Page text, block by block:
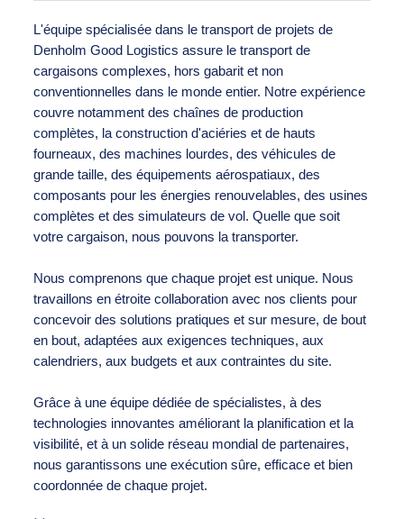
L'équipe spécialisée dans le transport de projets de
Denholm Good Logistics assure le transport de
cargaisons complexes, hors gabarit et non
conventionnelles dans le monde entier. Notre expérience
couvre notamment des chaînes de production
complètes, la construction d'aciéries et de hauts
fourneaux, des machines lourdes, des véhicules de
grande taille, des équipements aérospatiaux, des
composants pour les énergies renouvelables, des usines
complètes et des simulateurs de vol. Quelle que soit
votre cargaison, nous pouvons la transporter.
Nous comprenons que chaque projet est unique. Nous
travaillons en étroite collaboration avec nos clients pour
concevoir des solutions pratiques et sur mesure, de bout
en bout, adaptées aux exigences techniques, aux
calendriers, aux budgets et aux contraintes du site.
Grâce à une équipe dédiée de spécialistes, à des
technologies innovantes améliorant la planification et la
visibilité, et à un solide réseau mondial de partenaires,
nous garantissons une exécution sûre, efficace et bien
coordonnée de chaque projet.